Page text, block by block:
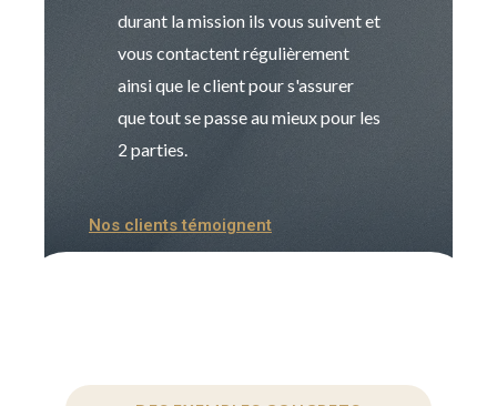
durant la mission ils vous suivent et
vous contactent régulièrement
ainsi que le client pour s'assurer
que tout se passe au mieux pour les
2 parties.
Nos clients témoignent